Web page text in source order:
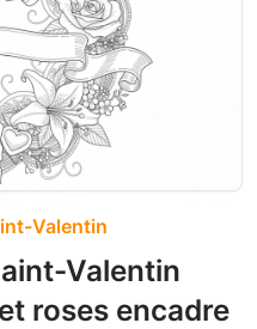
Valentin
Valentin
roses encadre